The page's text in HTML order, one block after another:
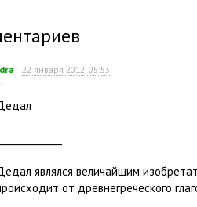
22 января 2012, 05:53
являлся величайшим
от древнегреческого